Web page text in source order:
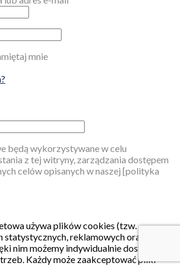
mnie
będą wykorzystywane w celu
z tej witryny, zarządzania dostępem
celów opisanych w naszej [polityka
używa plików cookies (tzw.
statystycznych, reklamowych oraz
nim możemy indywidualnie dostosować
Każdy może zaakceptować pliki